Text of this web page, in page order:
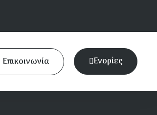
Επικοινωνία Ενορίες